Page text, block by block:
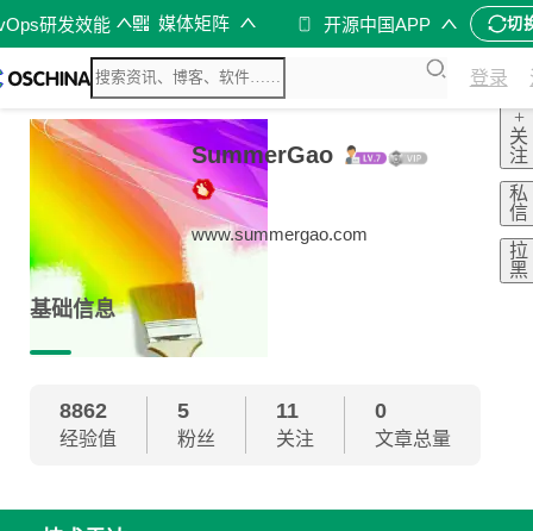
研发效能 媒体矩阵 开源中国APP 切
登录
SummerGao
www.summergao.com
+
关
注
私
信
拉
黑
基础信息
8862
经验值
5
粉丝
11
关注
0
文章总量